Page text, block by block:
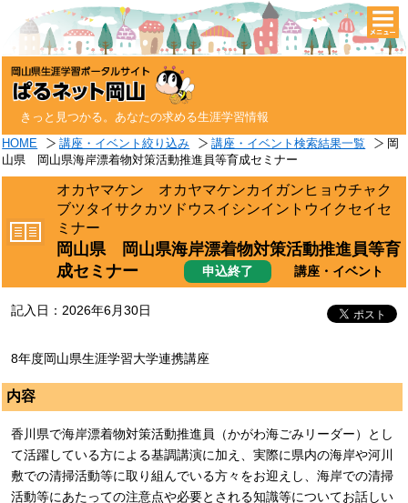
きっと見つかる。あなたの求める生涯学習情報
HOME 講座・イベント絞り込み 講座・イベント検索結果一覧
岡
山県 岡山県海岸漂着物対策活動推進員等育成セミナー
オカヤマケン オカヤマケンカイガンヒョウチャク
ブツタイサクカツドウスイシンイントウイクセイセ
ミナー
岡山県 岡山県海岸漂着物対策活動推進員等育
成セミナー
申込終了 講座・イベント
記入日：2026年6月30日
8年度岡山県生涯学習大学連携講座
内容
香川県で海岸漂着物対策活動推進員（かがわ海ごみリーダー）とし
て活躍している方による基調講演に加え、実際に県内の海岸や河川
敷での清掃活動等に取り組んでいる方々をお迎えし、海岸での清掃
活動等にあたっての注意点や必要とされる知識等についてお話しい